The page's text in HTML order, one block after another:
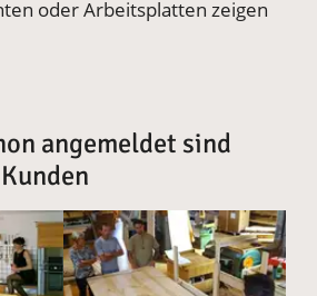
oder Arbeitsplatten zeigen
angemeldet sind
anzeigenVergrößerte Version